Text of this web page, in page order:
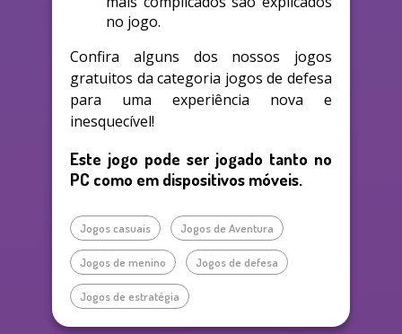
no jogo.
Confira alguns dos nossos jogos
gratuitos da categoria jogos de defesa
para uma experiência nova e
inesquecível!
Este jogo pode ser jogado tanto no
PC como em dispositivos móveis.
Jogos casuais Jogos de Aventura
Jogos de menino Jogos de defesa
Jogos de estratégia